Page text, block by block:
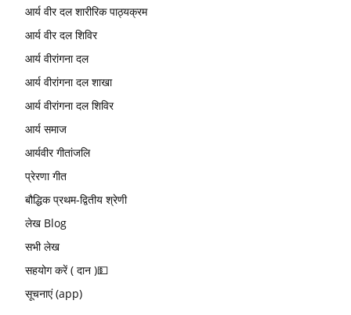
आर्य वीर दल शारीरिक पाठ्यक्रम
आर्य वीर दल शिविर
आर्य वीरांगना दल
आर्य वीरांगना दल शाखा
आर्य वीरांगना दल शिविर
आर्य समाज
आर्यवीर गीतांजलि
प्रेरणा गीत
बौद्धिक प्रथम-द्वितीय श्रेणी
लेख Blog
सभी लेख
सहयोग करें ( दान )💵
सूचनाएं (app)